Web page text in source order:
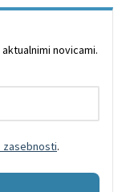
novicami.
zasebnosti.